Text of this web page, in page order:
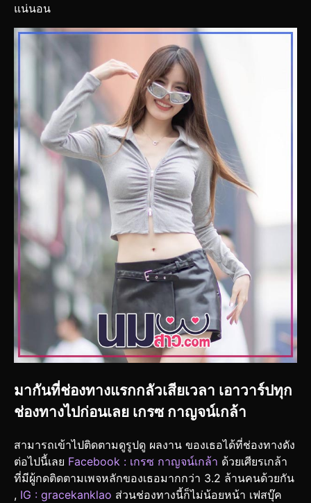
แน่นอน
มากันที่ช่องทางแรกกลัวเสียเวลา เอาวาร์ปทุก
ช่องทางไปก่อนเลย เกรซ กาญจน์เกล้า
สามารถเข้าไปติดตามดูรูปดู ผลงาน ของเธอได้ที่ช่องทางดัง
ต่อไปนี้เลย Facebook : เกรซ กาญจน์เกล้า ด้วยเศียรเกล้า
ที่มีผู้กดติดตามเพจหลักของเธอมากกว่า 3.2 ล้านคนด้วยกัน
, IG : gracekanklao ส่วนช่องทางนี้ก็ไม่น้อยหน้า เฟสบุ๊ค